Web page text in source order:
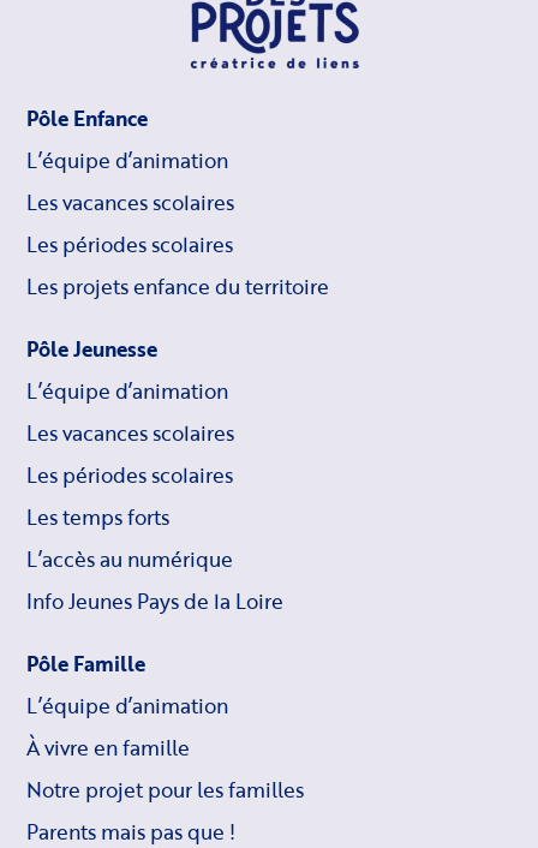
Pôle Enfance
L’équipe d’animation
Les vacances scolaires
Les périodes scolaires
Les projets enfance du territoire
Pôle Jeunesse
L’équipe d’animation
Les vacances scolaires
Les périodes scolaires
Les temps forts
L’accès au numérique
Info Jeunes Pays de la Loire
Pôle Famille
L’équipe d’animation
À vivre en famille
Notre projet pour les familles
Parents mais pas que !